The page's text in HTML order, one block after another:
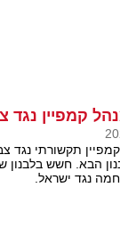
קמפיין נגד
תקשורתי נגד
הבא. חשש
נגד ישראל.